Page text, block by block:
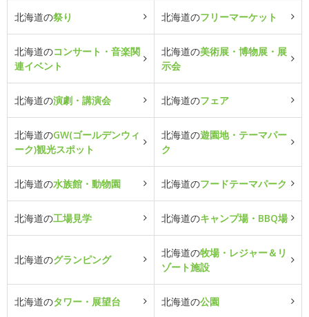
北海道の祭り 北海道のフリーマーケット
北海道のコンサート・音楽関
連イベント
北海道の美術展・博物展・展
示会
北海道の演劇・講演会 北海道のフェア
北海道のGW(ゴールデンウィ
ーク)観光スポット
北海道の遊園地・テーマパー
ク
北海道の水族館・動物園 北海道のフードテーマパーク
北海道の工場見学 北海道のキャンプ場・BBQ場
北海道のグランピング
北海道の牧場・レジャー＆リ
ゾート施設
北海道のタワー・展望台 北海道の公園